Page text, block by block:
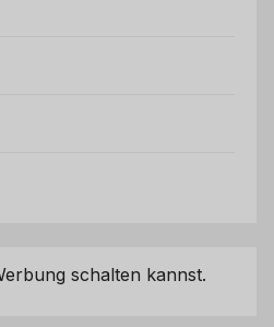
schalten kannst.